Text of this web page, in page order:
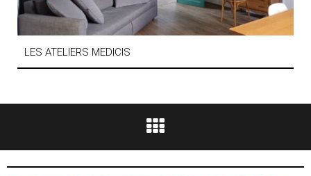
LES ATELIERS MEDICIS